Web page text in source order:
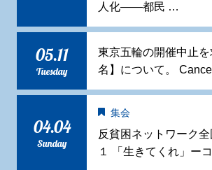
人化——都民 …
05.11
Tuesday
東京五輪の開催中止
名】について。
04.04
Sunday
集会
反貧困ネットワーク全
１ 「生きてくれ」ー